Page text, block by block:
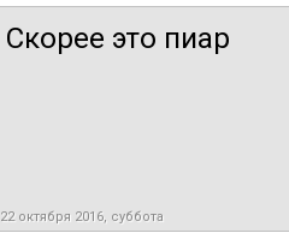
Скорее это пиар
22 октября 2016, суббота